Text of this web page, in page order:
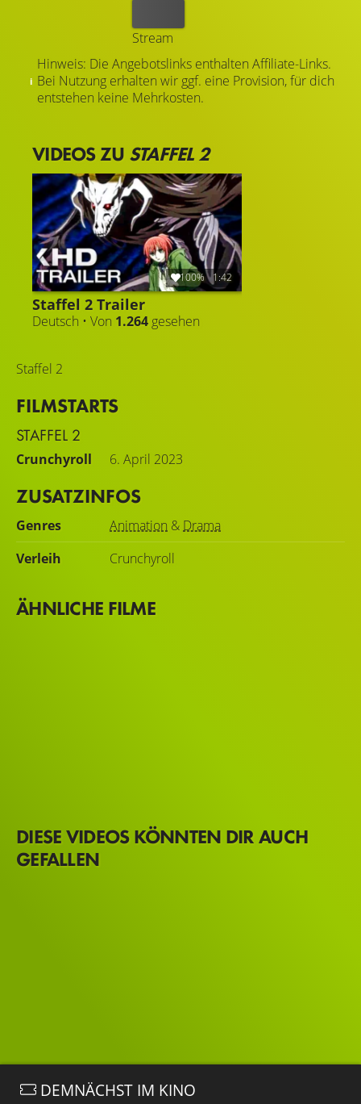
Stream
Hinweis: Die Angebotslinks enthalten Affiliate-Links.
Bei Nutzung erhalten wir ggf. eine Provision, für dich
entstehen keine Mehrkosten.
VIDEOS ZU STAFFEL 2
100% 1:42
Staffel 2 Trailer
Deutsch • Von 1.264 gesehen
Staffel 2
FILMSTARTS
STAFFEL 2
Crunchyroll 6. April 2023
ZUSATZINFOS
Genres Animation & Drama
Verleih
Crunchyroll
ÄHNLICHE FILME
DIESE VIDEOS KÖNNTEN DIR AUCH
GEFALLEN
DEMNÄCHST IM KINO